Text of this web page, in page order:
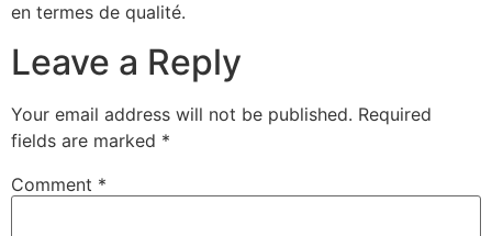
en termes de qualité.
Leave a Reply
Your email address will not be published. Required
fields are marked *
Comment *